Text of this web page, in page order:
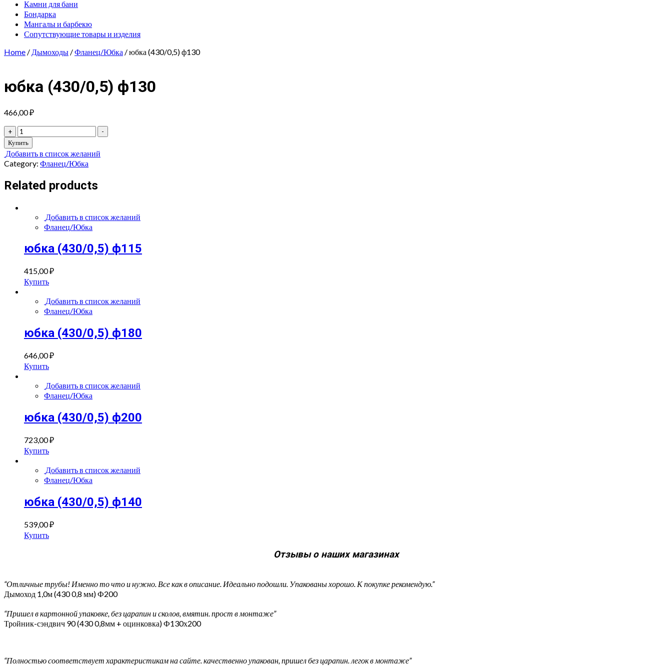
Камни для бани
Бондарка
Мангалы и барбекю
Сопутствующие товары и изделия
Home / Дымоходы /Фланец/Юбка / юбка (430/0,5) ф130
юбка (430/0,5) ф130
466,00₽
+
юбка
(430/0,5)
ф130
quantity
-
Купить
Добавить в список желаний
Category: Фланец/Юбка
Related products
Добавить в список желаний
Фланец/Юбка
юбка (430/0,5) ф115
415,00₽
Купить
Добавить в список желаний
Фланец/Юбка
юбка (430/0,5) ф180
646,00₽
Купить
Добавить в список желаний
Фланец/Юбка
юбка (430/0,5) ф200
723,00₽
Купить
Добавить в список желаний
Фланец/Юбка
юбка (430/0,5) ф140
539,00₽
Купить
Отзывы о наших магазинах
“Отличные трубы! Именно то что и нужно. Все как в описание. Идеально подошли. Упакованы хорошо. К покупке рекомендую.”
Дымоход 1,0м (430 0,8 мм) Ф200
“Пришел в картонной упаковке, без царапин и сколов, вмятин. прост в монтаже”
Тройник-сэндвич 90 (430 0,8мм + оцинковка) Ф130х200
“Полностью соответствует характеристикам на сайте. качественно упакован, пришел без царапин. легок в монтаже”